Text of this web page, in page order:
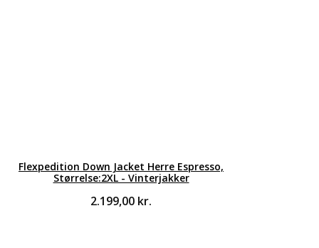
Flexpedition Down Jacket Herre Espresso,
Størrelse:2XL - Vinterjakker
2.199,00 kr.